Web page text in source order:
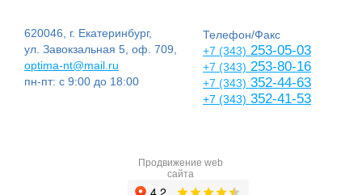
620046, г. Екатеринбург,
ул. Завокзальная 5, оф. 709,
optima-nt@mail.ru
пн-пт: с 9:00 до 18:00
Телефон/Факс
+7 (343) 253-05-03
+7 (343) 253-80-16
+7 (343) 352-44-63
+7 (343) 352-41-53
Продвижение web
сайта